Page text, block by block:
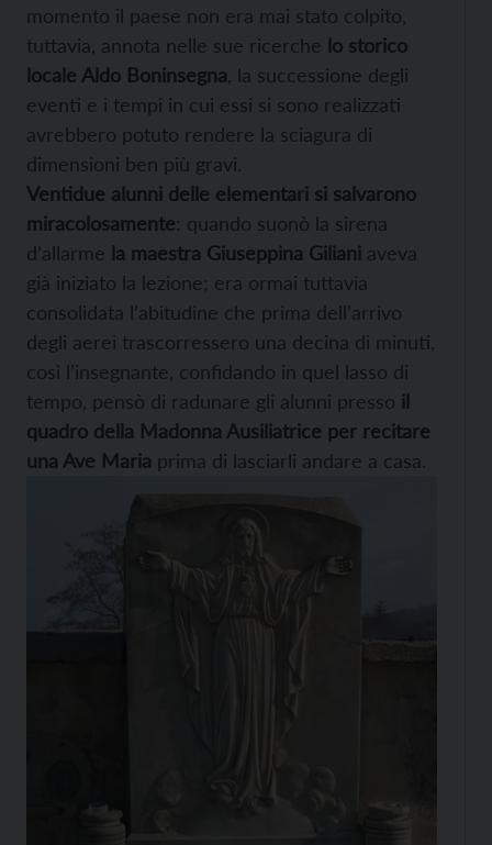
momento il paese non era mai stato colpito,
tuttavia, annota nelle sue ricerche lo storico
locale Aldo Boninsegna , la successione degli
eventi e i tempi in cui essi si sono realizzati
avrebbero potuto rendere la sciagura di
dimensioni ben più gravi.
Ventidue alunni delle elementari si salvarono
miracolosamente: quando suonò la sirena
d’allarme la maestra Giuseppina Giliani aveva
già iniziato la lezione; era ormai tuttavia
consolidata l’abitudine che prima dell’arrivo
degli aerei trascorressero una decina di minuti,
così l’insegnante, confidando in quel lasso di
tempo, pensò di radunare gli alunni presso il
quadro della Madonna Ausiliatrice per recitare
una Ave Maria prima di lasciarli andare a casa.